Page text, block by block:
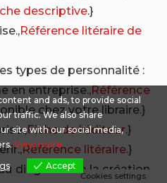
descriptive.}
Référence litéraire de
types de personnalité :
en entreprise.,Référence
chez votre libraire.}
Fiche de l’éditeur.}
Référence litéraire.}
diagnostic à la création
and ads, to provide social
traffic. We also share
site with our social media,
View more
Accept
Cookies settings